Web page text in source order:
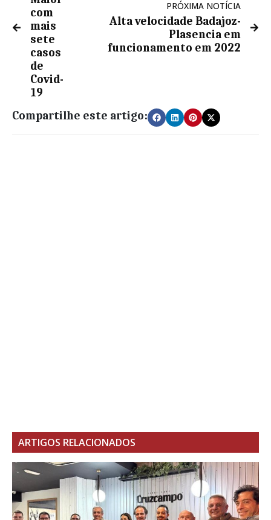
com
mais
sete
casos
de
Covid-
19
PRÓXIMA NOTÍCIA
Alta velocidade Badajoz-
Plasencia em
funcionamento em 2022
Compartilhe este artigo:
ARTIGOS RELACIONADOS